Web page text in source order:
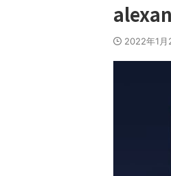
2022年1月